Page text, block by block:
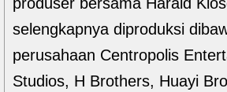
produser bersama Harald
selengkapnya diproduksi
perusahaan Centropolis
Studios, H Brothers, Huayi